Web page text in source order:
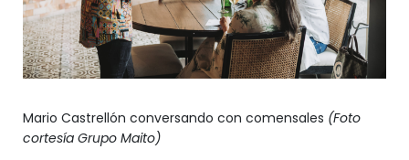
Mario Castrellón conversando con comensales (Foto
cortesía Grupo Maito)